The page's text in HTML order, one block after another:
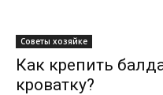
Советы хозяйке
Как крепить
кроватку?